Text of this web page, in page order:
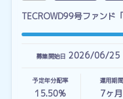
TECROWD99号ファン
募集開始日 2026/06/25
予定年分配率
15.50%
運用期間
7ヶ月